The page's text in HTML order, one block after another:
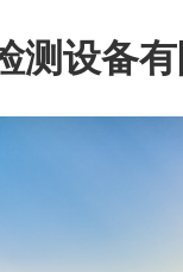
测设备